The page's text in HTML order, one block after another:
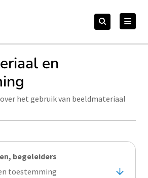
Zoeken
naar:Zoeken
en
het gebruik van beeldmateriaal
begeleiders
toestemming